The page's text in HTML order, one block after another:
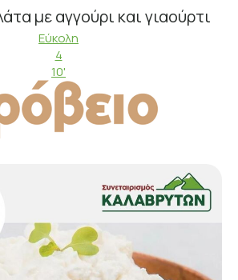
με αγγούρι και γιαούρτι
Εύκολη
4
10'